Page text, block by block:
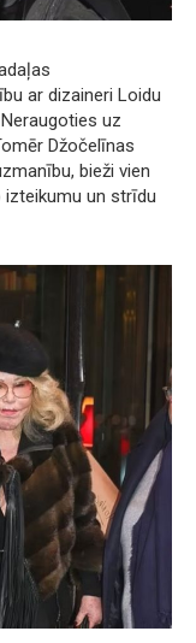
ar dizaineri Loidu
uz
Džočelīnas
bieži vien
un strīdu